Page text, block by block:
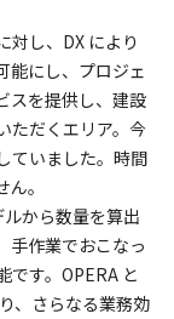
対し、DX により
能にし、プロジェ
スを提供し、建設
ただくエリア。今
ていました。時間
。
から数量を算出
手作業でおこなっ
です。OPERA と
、さらなる業務効